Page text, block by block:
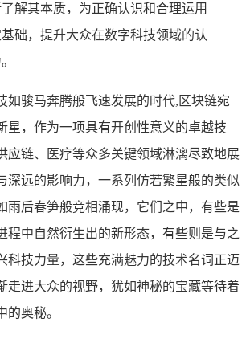
解其本质，为正确认识和合理运用
础，提升大众在数字科技领域的认
如骏马奔腾般飞速发展的时代,区块链宛
星，作为一项具有开创性意义的卓越技
应链、医疗等众多关键领域淋漓尽致地展
深远的影响力，一系列仿若繁星般的类似
雨后春笋般竞相涌现，它们之中，有些是
程中自然衍生出的新形态，有些则是与之
科技力量，这些充满魅力的技术名词正迈
走进大众的视野，犹如神秘的宝藏等待着
的奥秘。